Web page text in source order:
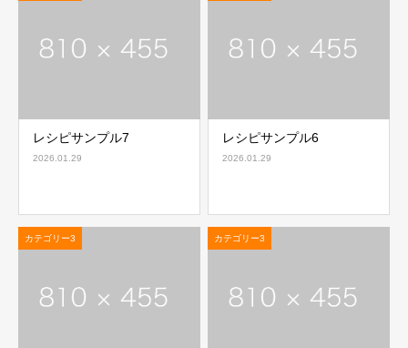
レシピサンプル7
2026.01.29
レシピサンプル6
2026.01.29
カテゴリー3 カテゴリー3